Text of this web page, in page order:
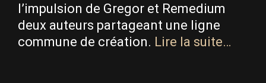
l’impulsion de Gregor et Remedium
deux auteurs partageant une ligne
commune de création. Lire la suite…